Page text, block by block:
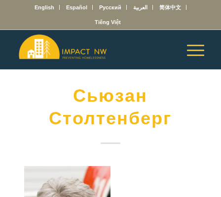
English Español Русский العربية 简体中文
Tiếng Việt
Сьюзан
Столтенберг